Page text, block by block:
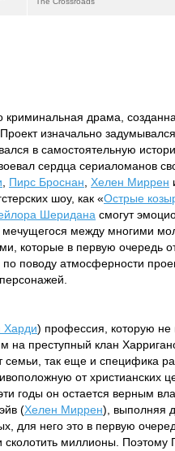
криминальная драма,
изначально
в самостоятельную
сердца сериаломанов
Пирс Броснан Хелен Миррен
шоу, как «Острые
Шеридана смогут
между многими
которые в первую очередь
по поводу атмосферности
Харди) профессия, которую не
преступный клан
семьи, так еще и специфика
от христианских
годы он остается верным
(Хелен Миррен), выполняя
для него это в первую
сколотить миллионы.